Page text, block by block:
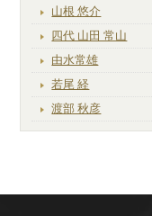
山根 悠介
四代 山田 常山
由水常雄
若尾 経
渡部 秋彦